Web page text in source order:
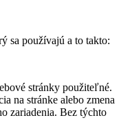
sa používajú a to takto:
stránky použiteľné.
na stránke alebo zmena
zariadenia. Bez týchto